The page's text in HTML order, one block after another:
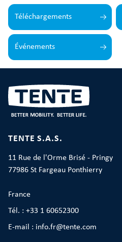
Téléchargements
Événements
TENTE S.A.S.
11 Rue de l'Orme Brisé - Pringy
77986 St Fargeau Ponthierry
France
Tél. : +33 1 60652300
E-mail : info.fr@tente.com